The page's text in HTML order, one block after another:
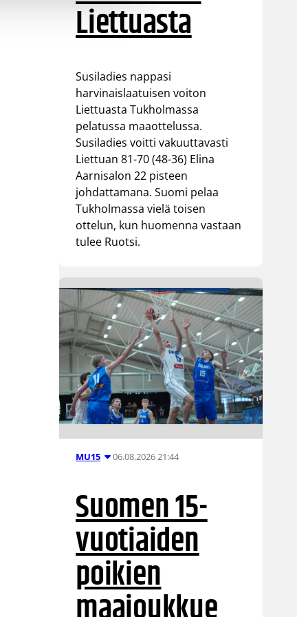
Liettuasta
Susiladies nappasi
harvinaislaatuisen voiton
Liettuasta Tukholmassa
pelatussa maaottelussa.
Susiladies voitti vakuuttavasti
Liettuan 81-70 (48-36) Elina
Aarnisalon 22 pisteen
johdattamana. Suomi pelaa
Tukholmassa vielä toisen
ottelun, kun huomenna vastaan
tulee Ruotsi.
MU15 06.08.2026 21:44
Suomen 15-
vuotiaiden
poikien